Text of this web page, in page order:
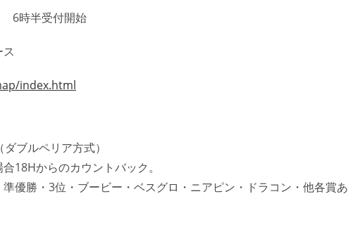
6時半受付開始
index.html
ブルペリア方式）
18Hからのカウントバック。
準優勝・3位・ブービー・ベスグロ・ニアピン・ドラコン・他各賞あ